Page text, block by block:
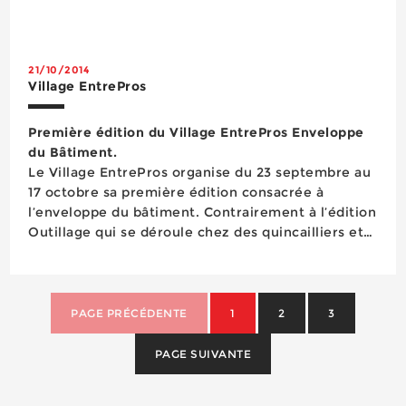
21/10/2014
Village EntrePros
Première édition du Village EntrePros Enveloppe
du Bâtiment.
Le Village EntrePros organise du 23 septembre au
17 octobre sa première édition consacrée à
l’enveloppe du bâtiment. Contrairement à l’édition
Outillage qui se déroule chez des quincailliers et
Devoir). Les fourn...
PAGE PRÉCÉDENTE 1 2 3
PAGE SUIVANTE